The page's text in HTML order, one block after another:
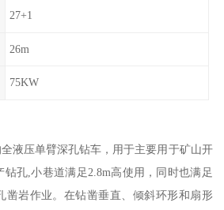
27+1
26m
75KW
液压单臂深孔钻车，用于主要用于矿山开
孔,小巷道满足2.8m高使用，同时也满足
凿岩作业。在钻凿垂直、倾斜环形和扇形